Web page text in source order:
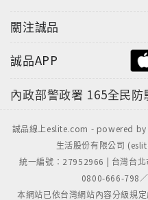
關注誠品
誠品APP
內政部警政署 165全民防
誠品線上eslite.com - powered
生活股份有限公司
統一編號：27952966 | 台灣台北
0800-666-798
本網站已依台灣網站內容分級規